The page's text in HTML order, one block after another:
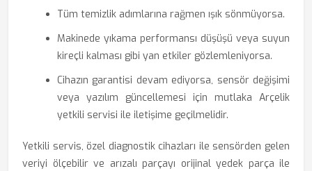
Tüm temizlik adımlarına rağmen ışık sönmüyorsa.
Makinede yıkama performansı düşüşü veya suyun
kireçli kalması gibi yan etkiler gözlemleniyorsa.
Cihazın garantisi devam ediyorsa, sensör değişimi
veya yazılım güncellemesi için mutlaka Arçelik
yetkili servisi ile iletişime geçilmelidir.
Yetkili servis, özel diagnostik cihazları ile sensörden gelen
veriyi ölçebilir ve arızalı parçayı orijinal yedek parça ile